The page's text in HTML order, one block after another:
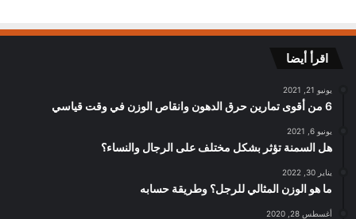
اقرأ أيضا
يونيو 21, 2021
6 من أقوى تمارين حرق الدهون وانقاص الوزن في وقت قياسي
يونيو 6, 2021
هل السمنة تؤثر بشكل مختلف على الرجال والنساء؟
يناير 30, 2022
ما هو الوزن المثالي للرجل؟ وطريقة حسابه
أغسطس 28, 2020